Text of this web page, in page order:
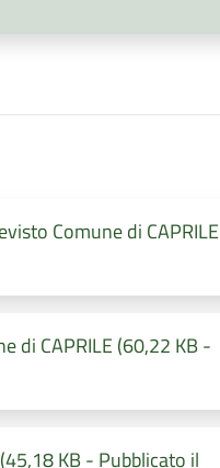
Comune di CAPRILE
di CAPRILE (60,22 KB -
KB - Pubblicato il